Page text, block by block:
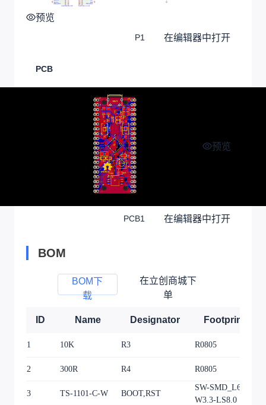
预览
P1 在编辑器中打开
PCB
预览
PCB1 在编辑器中打开
BOM
BOM下
载
在立创商城下
单
ID Name Designator Footprint
1 10K R3 R0805
2 300R R4 R0805
3 TS-1101-C-W BOOT,RST
SW-SMD_L6.0-
W3.3-LS8.0